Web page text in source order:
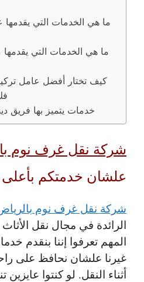
ما هي الخدمات التي
ما هي الخدمات التي
كيف تختار أفضل عامل
خدمات يتميز بها فريق
شركة نقل غرف نوم
علشان خدمتكم
شركة نقل غرف نوم
الرائدة في مجال نقل
المهم تعرفوا إننا بنقدم
غيرنا علشان نحافظ على
أثناء النقل. لو كنتوا